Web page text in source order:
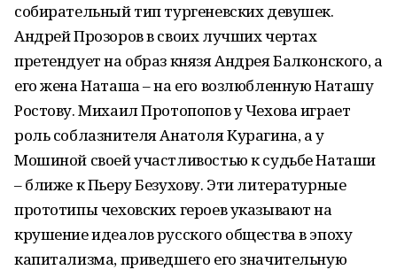
собирательный тип тургеневских девушек.
Андрей Прозоров в своих лучших чертах
претендует на образ князя Андрея Балконского, а
его жена Наташа – на его возлюбленную Наташу
Ростову. Михаил Протопопов у Чехова играет
роль соблазнителя Анатоля Курагина, а у
Мошиной своей участливостью к судьбе Наташи
– ближе к Пьеру Безухову. Эти литературные
прототипы чеховских героев указывают на
крушение идеалов русского общества в эпоху
капитализма, приведшего его значительную